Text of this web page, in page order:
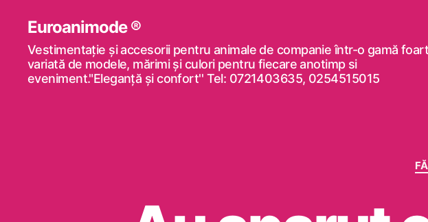
Euroanimode ®
Vestimentaţie şi accesorii pentru animale de companie într-o gamă
variată de modele, mărimi şi culori pentru fiecare anotimp si
eveniment."Eleganță și confort'' Tel: 0721403635, 0254515015